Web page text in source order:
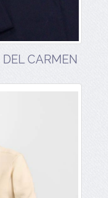
CARMEN